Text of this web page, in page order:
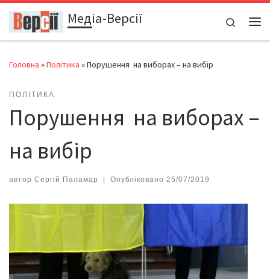
Перейти до вмістуМедіа-Версії
Search
Головна »Політика »Порушення на виборах – на вибір
ПОЛІТИКА
Порушення на виборах –
на вибір
автор Сергій Паламар | Опубліковано 25/07/2019